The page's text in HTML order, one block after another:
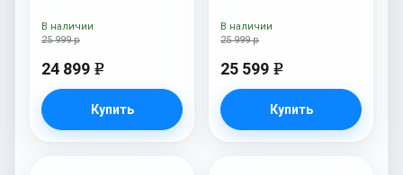
25 999 р
24 899 e
Купить
В наличии
25 999 р
25 599 e
Купить
В наличии